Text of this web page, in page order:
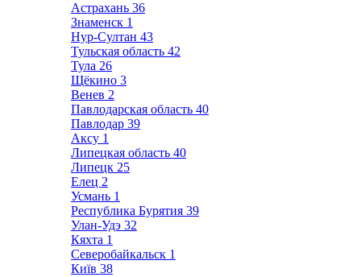
Астрахань 36
Знаменск 1
Нур-Султан 43
Тульская область 42
Тула 26
Щёкино 3
Венев 2
Павлодарская область 40
Павлодар 39
Аксу 1
Липецкая область 40
Липецк 25
Елец 2
Усмань 1
Республика Бурятия 39
Улан-Удэ 32
Кяхта 1
Северобайкальск 1
Київ 38